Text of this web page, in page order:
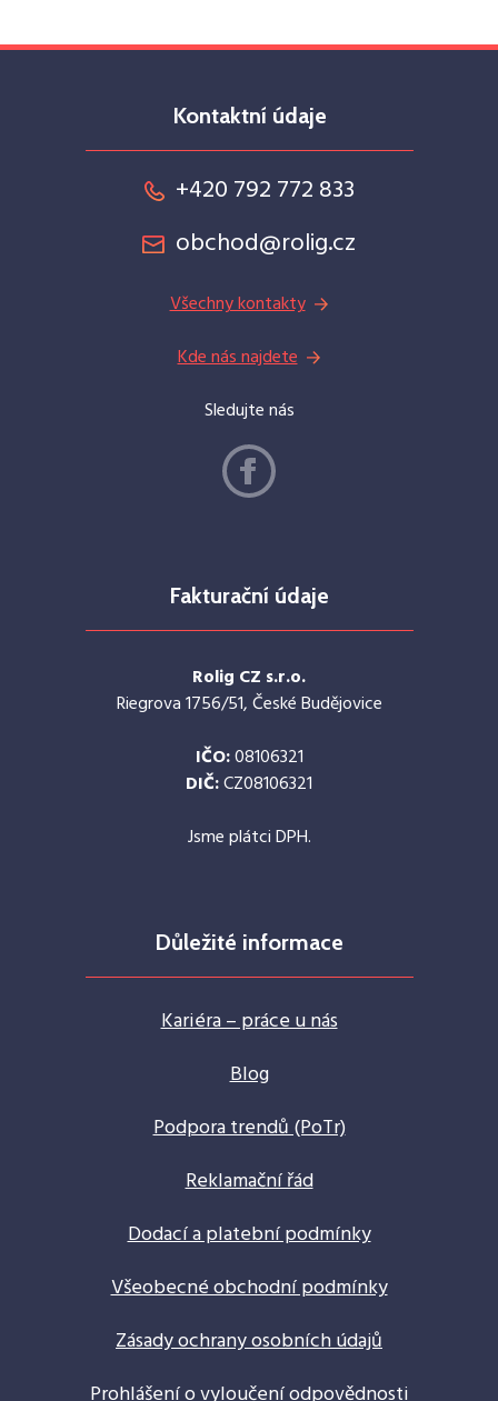
Kontaktní údaje
+420 792 772 833
obchod@rolig.cz
Všechny kontakty
Kde nás najdete
Sledujte nás
Fakturační údaje
Rolig CZ s.r.o.
Riegrova 1756/51, České Budějovice
IČO:08106321
DIČ:CZ08106321
Jsme plátci DPH.
Důležité informace
Kariéra – práce u nás
Blog
Podpora trendů (PoTr)
Reklamační řád
Dodací a platební podmínky
Všeobecné obchodní podmínky
Zásady ochrany osobních údajů